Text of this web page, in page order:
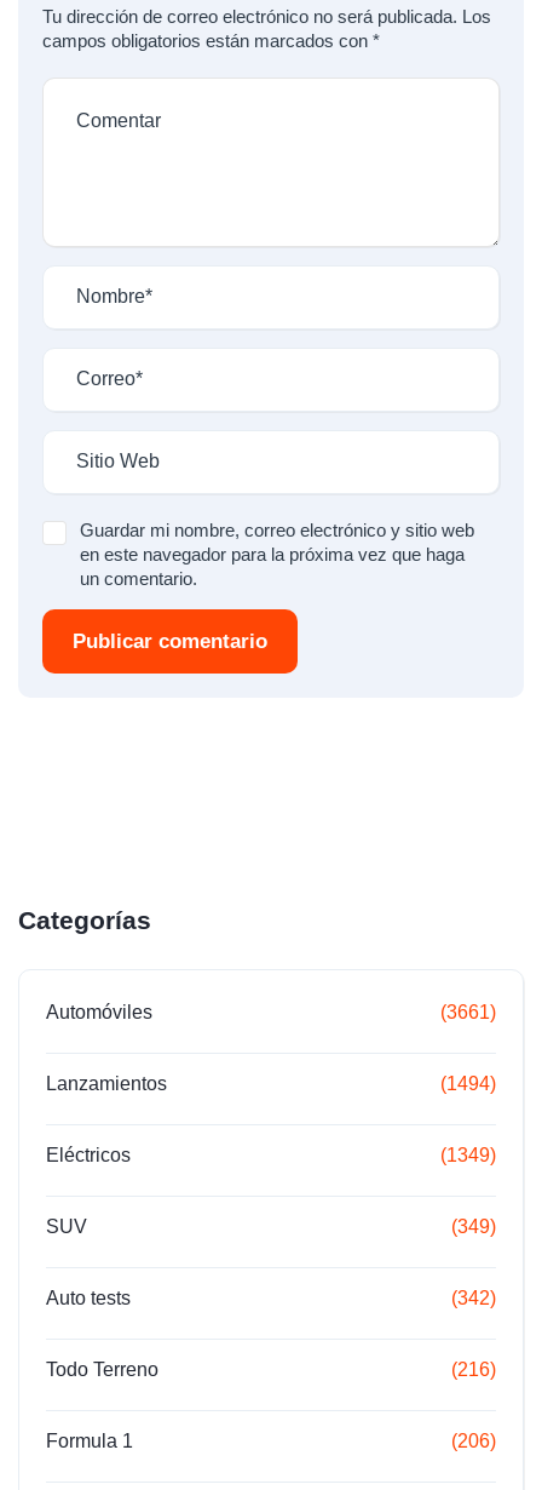
Tu dirección de correo electrónico no será publicada. Los
campos obligatorios están marcados con *
Guardar mi nombre, correo electrónico y sitio web
en este navegador para la próxima vez que haga
un comentario.
Publicar comentario
Categorías
Automóviles (3661)
Lanzamientos (1494)
Eléctricos (1349)
SUV (349)
Auto tests (342)
Todo Terreno (216)
Formula 1 (206)